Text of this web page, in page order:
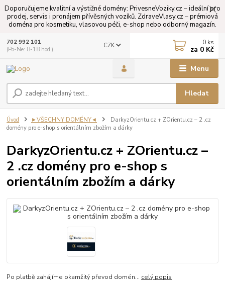
Doporučujeme kvalitní a výstižné domény: PrivesneVoziky.cz – ideální pro
prodej, servis i pronájem přívěsných vozíků. ZdraveVlasy.cz – prémiová
doména pro kosmetiku, vlasovou péči, e-shop nebo odborný magazín.
Menu
CZK
Hledat
702 992 101
(Po-Ne: 8-18 hod.)
0 ks
za 0 Kč
Úvod ►VŠECHNY DOMÉNY◄
DarkyzOrientu.cz + ZOrientu.cz – 2 .cz
domény pro e-shop s orientálním zbožím a dárky
DarkyzOrientu.cz + ZOrientu.cz –
2 .cz domény pro e-shop s
orientálním zbožím a dárky
Po platbě zahájíme okamžitý převod domén... celý popis